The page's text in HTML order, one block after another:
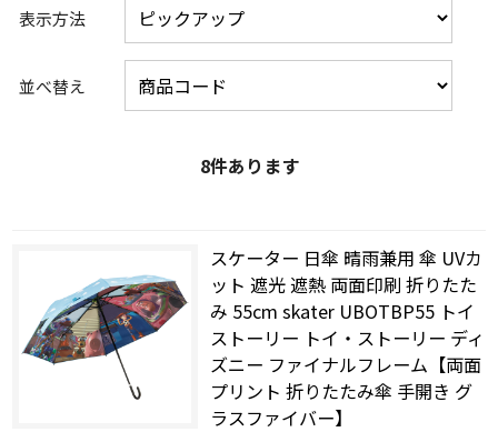
表示方法
並べ替え
8件あります
スケーター 日傘 晴雨兼用 傘 UVカ
ット 遮光 遮熱 両面印刷 折りたた
み 55cm skater UBOTBP55 トイ
ストーリー トイ・ストーリー ディ
ズニー ファイナルフレーム【両面
プリント 折りたたみ傘 手開き グ
ラスファイバー】